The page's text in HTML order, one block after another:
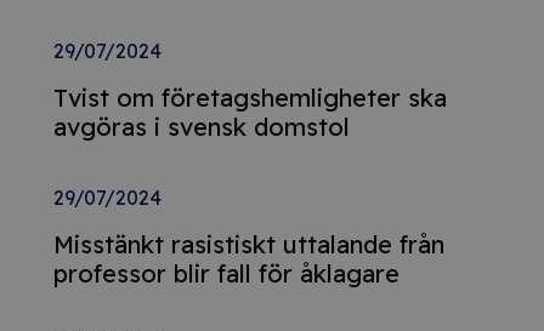
29/07/2024
Tvist om företagshemligheter ska
avgöras i svensk domstol
29/07/2024
Misstänkt rasistiskt uttalande från
professor blir fall för åklagare